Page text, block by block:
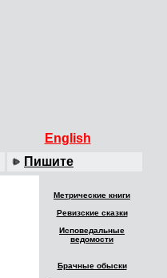
English
Пишите
Метрические книги
Ревизские сказки
Исповедальные
ведомости
Брачные обыски